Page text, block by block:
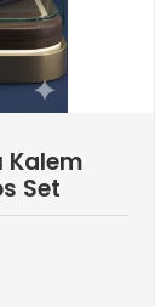
Kalem
Set